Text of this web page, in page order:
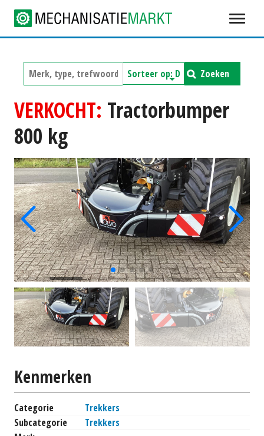
Zoeken
VERKOCHT: Tractorbumper
800 kg
Kenmerken
Categorie
Trekkers
Subcategorie
Trekkers